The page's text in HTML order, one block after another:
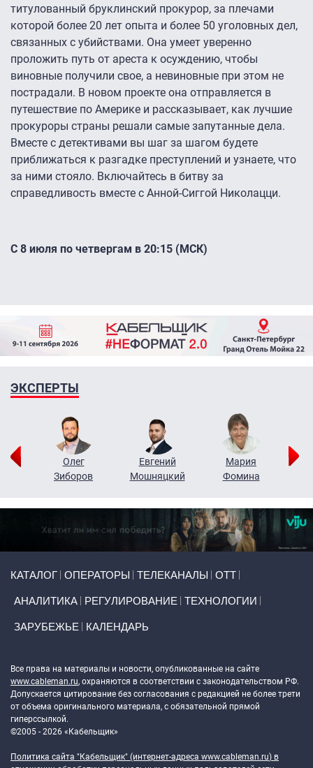
титулованный бруклинский прокурор, за плечами
которой более 20 лет опыта и более 50 уголовных дел,
связанных с убийствами. Она умеет уверенно
проложить путь от ареста к осуждению, чтобы
виновные получили свое, а невиновные при этом не
пострадали. В новом проекте она отправляется в
путешествие по Америке и рассказывает, как лучшие
прокуроры страны решали самые запутанные дела.
Вместе с детективами вы шаг за шагом будете
приближаться к разгадке преступлений и узнаете, что
за ними стояло. Включайтесь в битву за
справедливость вместе с Анной-Сиггой Николацци.
С 8 июля по четвергам в 20:15 (МСК)
ЭКСПЕРТЫ
Олег
Зиборов
Евгений
Мошняцкий
Мария
Фомина
КАТАЛОГ ОПЕРАТОРЫ ТЕЛЕКАНАЛЫ ОТТ
АНАЛИТИКА РЕГУЛИРОВАНИЕ ТЕХНОЛОГИИ
ЗАРУБЕЖЬЕ КАЛЕНДАРЬ
Все права на материалы и новости, опубликованные на сайте
www.cableman.ru, охраняются в соответствии с законодательством РФ.
Допускается цитирование без согласования с редакцией не более трети
от объема оригинального материала, с обязательной прямой
гиперссылкой.
©2005 - 2026 «Кабельщик»
Политика сайта "Кабельщик" (интернет-адреса www.cableman.ru) в